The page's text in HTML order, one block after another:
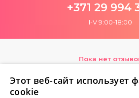
+371 29 994
I-V 9:00-18:00
Пока нет
Напишите отзыв и
Этот веб-сайт использует
cookie